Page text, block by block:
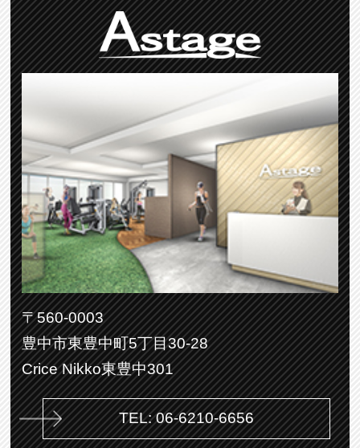
〒560-0003
豊中市東豊中町5丁目30-28
Crice Nikko東豊中301
TEL: 06-6210-6656